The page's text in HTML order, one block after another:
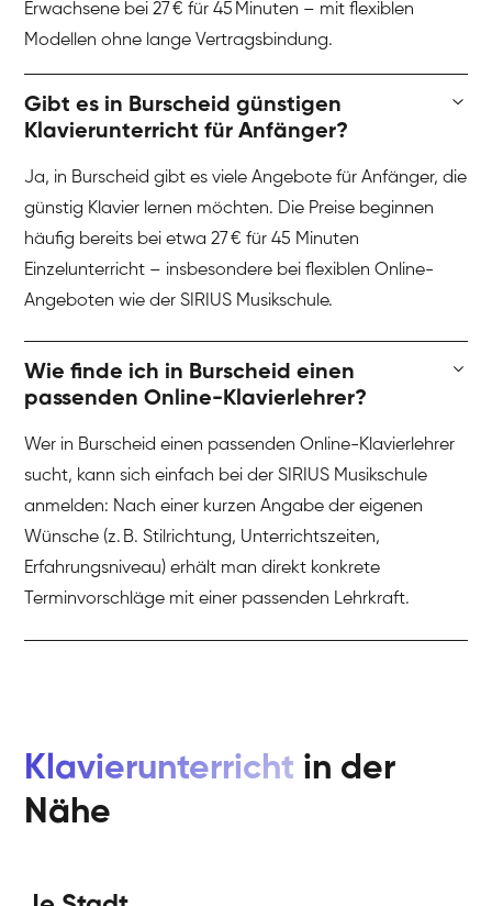
Erwachsene bei 27 € für 45 Minuten – mit flexiblen
Modellen ohne lange Vertragsbindung.
Gibt es in Burscheid günstigen
Klavierunterricht für Anfänger?
Ja, in Burscheid gibt es viele Angebote für Anfänger, die
günstig Klavier lernen möchten. Die Preise beginnen
häufig bereits bei etwa 27 € für 45 Minuten
Einzelunterricht – insbesondere bei flexiblen Online-
Angeboten wie der SIRIUS Musikschule.
Wie finde ich in Burscheid einen
passenden Online-Klavierlehrer?
Wer in Burscheid einen passenden Online-Klavierlehrer
sucht, kann sich einfach bei der SIRIUS Musikschule
anmelden: Nach einer kurzen Angabe der eigenen
Wünsche (z. B. Stilrichtung, Unterrichtszeiten,
Erfahrungsniveau) erhält man direkt konkrete
Terminvorschläge mit einer passenden Lehrkraft.
Klavierunterricht in der
Nähe